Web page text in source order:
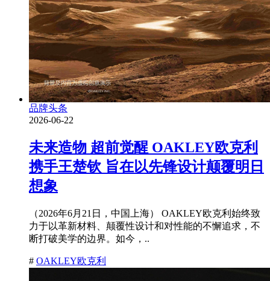
品牌头条
2026-06-22
未来造物 超前觉醒 OAKLEY欧克利
携手王楚钦 旨在以先锋设计颠覆明日
想象
（2026年6月21日，中国上海） OAKLEY欧克利始终致
力于以革新材料、颠覆性设计和对性能的不懈追求，不
断打破美学的边界。如今，..
# OAKLEY欧克利